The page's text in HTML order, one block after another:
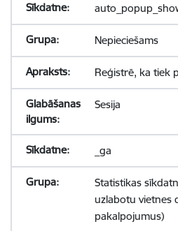
Nepieciešams
Reģistrē, ka tiek
Sesija
_ga
Statistikas
uzlabotu vietnes
pakalpojumus)